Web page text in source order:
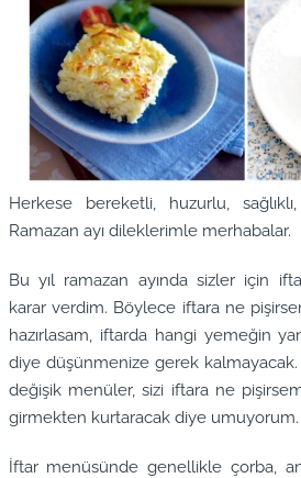
Herkese bereketli, huzurlu,
Ramazan ayı dileklerimle merhabalar.
Bu yıl ramazan ayında sizler için
karar verdim. Böylece iftara ne
hazırlasam, iftarda hangi yemeğin
diye düşünmenize gerek kalmayacak.
değişik menüler, sizi iftara ne
girmekten kurtaracak diye umuyorum.
İftar menüsünde genellikle çorba,